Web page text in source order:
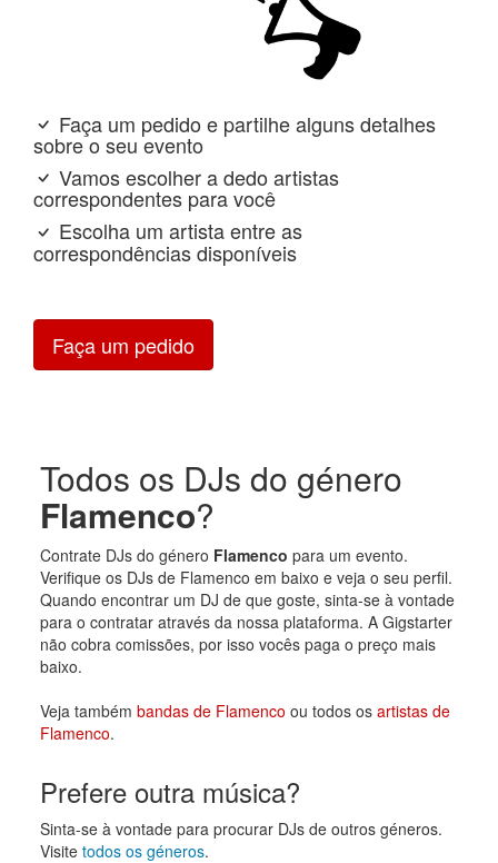
Faça um pedido e partilhe alguns detalhes
sobre o seu evento
Vamos escolher a dedo artistas
correspondentes para você
Escolha um artista entre as
correspondências disponíveis
Faça um pedido
Todos os DJs do género
Flamenco?
Contrate DJs do género Flamenco para um evento.
Verifique os DJs de Flamenco em baixo e veja o seu perfil.
Quando encontrar um DJ de que goste, sinta-se à vontade
para o contratar através da nossa plataforma. A Gigstarter
não cobra comissões, por isso vocês paga o preço mais
baixo.
Veja também bandas de Flamenco ou todos os artistas de
Flamenco.
Prefere outra música?
Sinta-se à vontade para procurar DJs de outros géneros.
Visite todos os géneros.